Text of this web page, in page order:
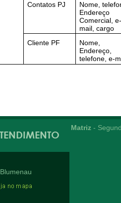
Contatos PJ
Nome,
Endereço
Comercial,
mail, cargo
Cliente PF
Nome,
Endereço,
telefone, e-
Matriz -